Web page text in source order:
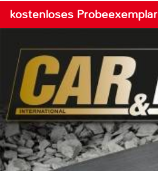
kostenloses Probeexemplar